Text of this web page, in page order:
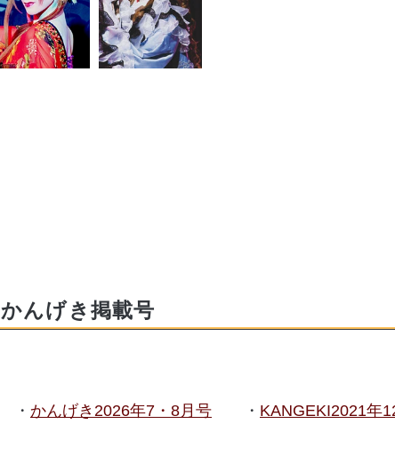
かんげき掲載号
かんげき2026年7・8月号 KANGEKI2021年